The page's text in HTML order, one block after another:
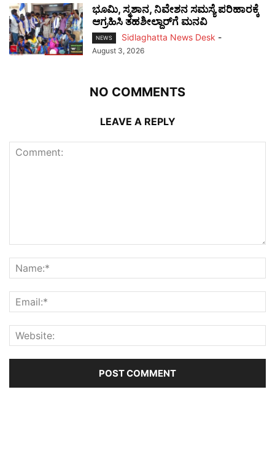
ಭೂಮಿ, ಸ್ಮಶಾನ, ನಿವೇಶನ ಸಮಸ್ಯೆ ಪರಿಹಾರಕ್ಕೆ
ಆಗ್ರಹಿಸಿ ತಹಶೀಲ್ದಾರ್‌ಗೆ ಮನವಿ
NEWS Sidlaghatta News Desk -
August 3, 2026
NO COMMENTS
LEAVE A REPLY